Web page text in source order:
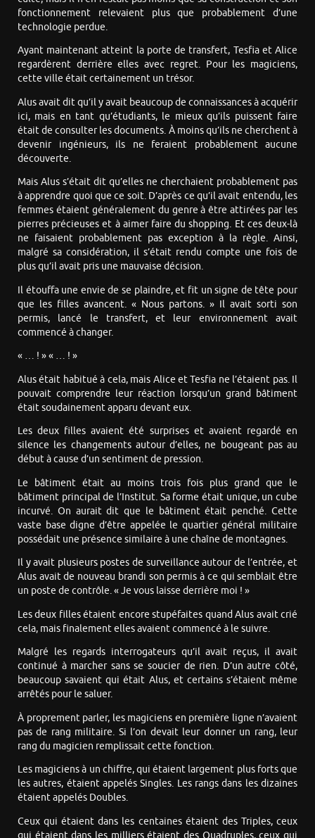
fonctionnement relevaient plus que probablement d’une
technologie perdue.
Ayant maintenant atteint la porte de transfert, Tesfia et Alice
regardèrent derrière elles avec regret. Pour les magiciens,
cette ville était certainement un trésor.
Alus avait dit qu’il y avait beaucoup de connaissances à acquérir
ici, mais en tant qu’étudiants, le mieux qu’ils puissent faire
était de consulter les documents. À moins qu’ils ne cherchent à
devenir ingénieurs, ils ne feraient probablement aucune
découverte.
Mais Alus s’était dit qu’elles ne cherchaient probablement pas
à apprendre quoi que ce soit. D’après ce qu’il avait entendu, les
femmes étaient généralement du genre à être attirées par les
pierres précieuses et à aimer faire du shopping. Et ces deux-là
ne faisaient probablement pas exception à la règle. Ainsi,
malgré sa considération, il s’était rendu compte une fois de
plus qu’il avait pris une mauvaise décision.
Il étouffa une envie de se plaindre, et fit un signe de tête pour
que les filles avancent. « Nous partons. » Il avait sorti son
permis, lancé le transfert, et leur environnement avait
commencé à changer.
« … ! » « … ! »
Alus était habitué à cela, mais Alice et Tesfia ne l’étaient pas. Il
pouvait comprendre leur réaction lorsqu’un grand bâtiment
était soudainement apparu devant eux.
Les deux filles avaient été surprises et avaient regardé en
silence les changements autour d’elles, ne bougeant pas au
début à cause d’un sentiment de pression.
Le bâtiment était au moins trois fois plus grand que le
bâtiment principal de l’Institut. Sa forme était unique, un cube
incurvé. On aurait dit que le bâtiment était penché. Cette
vaste base digne d’être appelée le quartier général militaire
possédait une présence similaire à une chaîne de montagnes.
Il y avait plusieurs postes de surveillance autour de l’entrée, et
Alus avait de nouveau brandi son permis à ce qui semblait être
un poste de contrôle. « Je vous laisse derrière moi ! »
Les deux filles étaient encore stupéfaites quand Alus avait crié
cela, mais finalement elles avaient commencé à le suivre.
Malgré les regards interrogateurs qu’il avait reçus, il avait
continué à marcher sans se soucier de rien. D’un autre côté,
beaucoup savaient qui était Alus, et certains s’étaient même
arrêtés pour le saluer.
À proprement parler, les magiciens en première ligne n’avaient
pas de rang militaire. Si l’on devait leur donner un rang, leur
rang du magicien remplissait cette fonction.
Les magiciens à un chiffre, qui étaient largement plus forts que
les autres, étaient appelés Singles. Les rangs dans les dizaines
étaient appelés Doubles.
Ceux qui étaient dans les centaines étaient des Triples, ceux
qui étaient dans les milliers étaient des Quadruples, ceux qui